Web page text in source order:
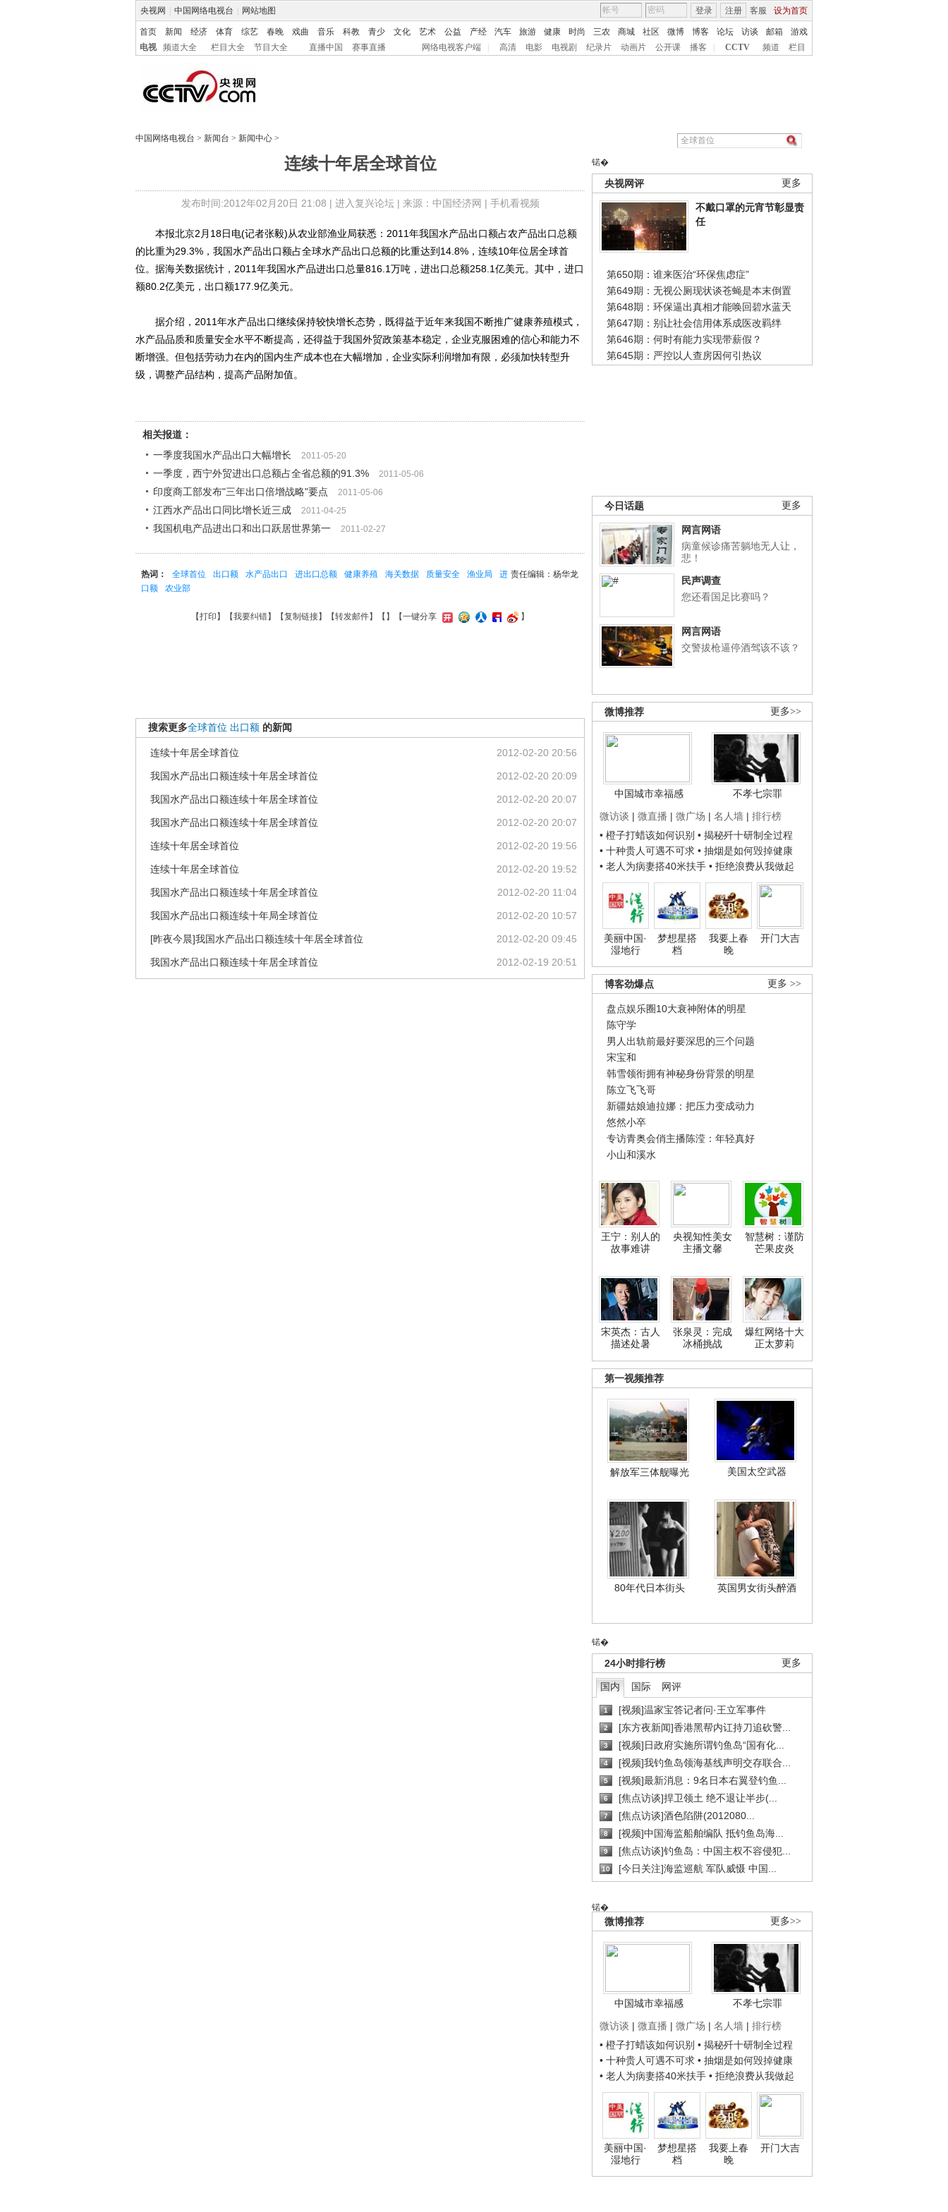
央视网 中国网络电视台 网站地图 客服 设为首页
登录 注册
首页 新闻 经济 体育 综艺 春晚 戏曲 音乐 科教 青少 文化 艺术 公益 产经 汽车 旅游 健康 时尚 三农 商城 社区 微博 博客 论坛 访谈 邮箱
游戏
电视
频道大全 栏目大全 节目大全 直播中国 赛事直播 网络电视客户端 高清 电影 电视剧 纪录片 动画片 公开课 播客 CCTV 频道 栏目
中国网络电视台 > 新闻台 > 新闻中心 >
连续十年居全球首位
发布时间:2012年02月20日 21:08 | 进入复兴论坛| 来源：中国经济网 | 手机看视频
锘�
更多
央视网评
不戴口罩的元宵节彰显责
任
第650期：谁来医治“环保焦虑症”
第649期：无视公厕现状谈苍蝇是本末倒置
第648期：环保逼出真相才能唤回碧水蓝天
第647期：别让社会信用体系成医改羁绊
第646期：何时有能力实现带薪假？
第645期：严控以人查房因何引热议
更多
今日话题
网言网语
病童候诊痛苦躺地无人让，
悲！
民声调查
您还看国足比赛吗？
网言网语
交警拔枪逼停酒驾该不该？
更多>>
微博推荐
中国城市幸福感
不孝七宗罪
微访谈 | 微直播 | 微广场 | 名人墙 | 排行榜
• 橙子打蜡该如何识别 • 揭秘歼十研制全过程
• 十种贵人可遇不可求 • 抽烟是如何毁掉健康
• 老人为病妻搭40米扶手 • 拒绝浪费从我做起
美丽中国·
湿地行
梦想星搭
档
我要上春
晚
开门大吉
更多 >>
博客劲爆点
盘点娱乐圈10大衰神附体的明星
陈守学
男人出轨前最好要深思的三个问题
宋宝和
韩雪领衔拥有神秘身份背景的明星
陈立飞飞哥
新疆姑娘迪拉娜：把压力变成动力
悠然小卒
专访青奥会俏主播陈滢：年轻真好
小山和溪水
王宁：别人的
故事难讲
央视知性美女
主播文馨
智慧树：谨防
芒果皮炎
宋英杰：古人
描述处暑
张泉灵：完成
冰桶挑战
爆红网络十大
正太萝莉
第一视频推荐
解放军三体舰曝光 美国太空武器
80年代日本街头 英国男女街头醉酒
锘�
更多
24小时排行榜
国内 国际 网评
1 [视频]温家宝答记者问·王立军事件
2 [东方夜新闻]香港黑帮内讧持刀追砍警...
3 [视频]日政府实施所谓钓鱼岛“国有化...
4 [视频]我钓鱼岛领海基线声明交存联合...
5 [视频]最新消息：9名日本右翼登钓鱼...
6 [焦点访谈]捍卫领土 绝不退让半步(...
7 [焦点访谈]酒色陷阱(2012080...
8 [视频]中国海监船舶编队 抵钓鱼岛海...
9 [焦点访谈]钓鱼岛：中国主权不容侵犯...
10 [今日关注]海监巡航 军队威慑 中国...
锘�
更多>>
微博推荐
中国城市幸福感
不孝七宗罪
微访谈 | 微直播 | 微广场 | 名人墙 | 排行榜
• 橙子打蜡该如何识别 • 揭秘歼十研制全过程
• 十种贵人可遇不可求 • 抽烟是如何毁掉健康
• 老人为病妻搭40米扶手 • 拒绝浪费从我做起
美丽中国·
湿地行
梦想星搭
档
我要上春
晚
开门大吉
本报北京2月18日电(记者张毅)从农业部渔业局获悉：2011年我国水产品出口额占农产品出口总额
的比重为29.3%，我国水产品出口额占全球水产品出口总额的比重达到14.8%，连续10年位居全球首
位。据海关数据统计，2011年我国水产品进出口总量816.1万吨，进出口总额258.1亿美元。其中，进口
额80.2亿美元，出口额177.9亿美元。
据介绍，2011年水产品出口继续保持较快增长态势，既得益于近年来我国不断推广健康养殖模式，
水产品品质和质量安全水平不断提高，还得益于我国外贸政策基本稳定，企业克服困难的信心和能力不
断增强。但包括劳动力在内的国内生产成本也在大幅增加，企业实际利润增加有限，必须加快转型升
级，调整产品结构，提高产品附加值。
相关报道：
一季度我国水产品出口大幅增长
2011-05-20
一季度，西宁外贸进出口总额占全省总额的91.3% 2011-05-06
印度商工部发布"三年出口倍增战略"要点 2011-05-06
江西水产品出口同比增长近三成 2011-04-25
我国机电产品进出口和出口跃居世界第一 2011-02-27
责任编辑：杨华龙
热词： 全球首位 出口额 水产品出口 进出口总额 健康养殖 海关数据 质量安全 渔业局
进
口额
农业部
【打印 】【我要纠错】【复制链接】【转发邮件】【 】 【一键分享 】
搜索更多全球首位 出口额 的新闻
2012-02-20 20:56
连续十年居全球首位
2012-02-20 20:09
我国水产品出口额连续十年居全球首位
2012-02-20 20:07
我国水产品出口额连续十年居全球首位
2012-02-20 20:07
我国水产品出口额连续十年居全球首位
2012-02-20 19:56
连续十年居全球首位
2012-02-20 19:52
连续十年居全球首位
2012-02-20 11:04
我国水产品出口额连续十年居全球首位
2012-02-20 10:57
我国水产品出口额连续十年局全球首位
2012-02-20 09:45
[昨夜今晨]我国水产品出口额连续十年居全球首位
2012-02-19 20:51
我国水产品出口额连续十年居全球首位